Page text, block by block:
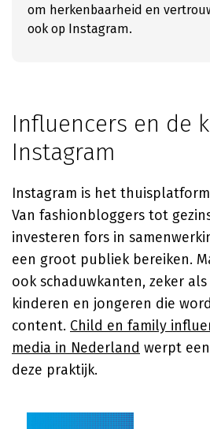
om herkenbaarheid en
ook op Instagram.
Influencers en de
Instagram
Instagram is het
Van fashionbloggers tot
investeren fors in
een groot publiek bereiken.
ook schaduwkanten, zeker
kinderen en jongeren die
content. Child en family
media in Nederland werpt
deze praktijk.